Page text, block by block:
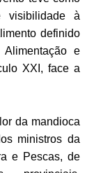
visibilidade à
definido
e
XXI, face a
da mandioca
ministros da
e Pescas, de